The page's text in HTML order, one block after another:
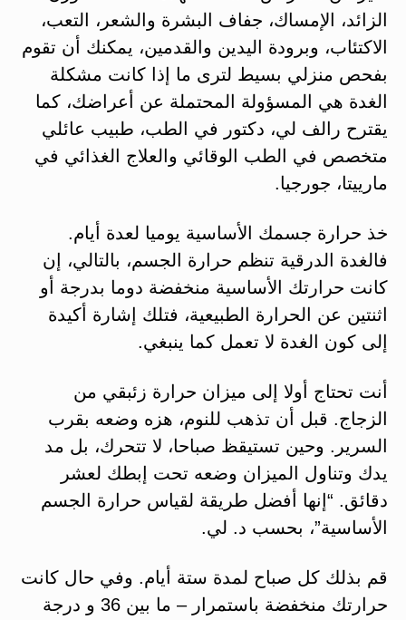
الزائد، الإمساك، جفاف البشرة والشعر، التعب،
الاكتئاب، وبرودة اليدين والقدمين، يمكنك أن تقوم
بفحص منزلي بسيط لترى ما إذا كانت مشكلة
الغدة هي المسؤولة المحتملة عن أعراضك، كما
يقترح رالف لي، دكتور في الطب، طبيب عائلي
متخصص في الطب الوقائي والعلاج الغذائي في
مارييتا، جورجيا.
خذ حرارة جسمك الأساسية يوميا لعدة أيام.
فالغدة الدرقية تنظم حرارة الجسم، بالتالي، إن
كانت حرارتك الأساسية منخفضة دوما بدرجة أو
اثنتين عن الحرارة الطبيعية، فتلك إشارة أكيدة
إلى كون الغدة لا تعمل كما ينبغي.
أنت تحتاج أولا إلى ميزان حرارة زئبقي من
الزجاج. قبل أن تذهب للنوم، هزه وضعه بقرب
السرير. وحين تستيقظ صباحا، لا تتحرك، بل مد
يدك وتناول الميزان وضعه تحت إبطك لعشر
دقائق. “إنها أفضل طريقة لقياس حرارة الجسم
الأساسية”، بحسب د. لي.
قم بذلك كل صباح لمدة ستة أيام. وفي حال كانت
حرارتك منخفضة باستمرار – ما بين 36 و درجة